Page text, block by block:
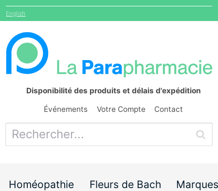
English
Disponibilité des produits et délais d'expédition
Événements Votre Compte Contact
Homéopathie Fleurs de Bach Marques